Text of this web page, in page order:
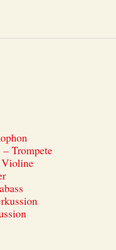
Trompete